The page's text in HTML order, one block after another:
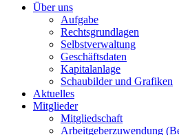
Über uns
Aufgabe
Rechtsgrundlagen
Selbstverwaltung
Geschäftsdaten
Kapitalanlage
Schaubilder und Grafiken
Aktuelles
Mitglieder
Mitgliedschaft
Arbeitgeberzuwendung